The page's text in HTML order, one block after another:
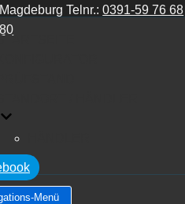
Magdeburg Telnr.:0391-59 76 68
80
STARTSEITE
Menü